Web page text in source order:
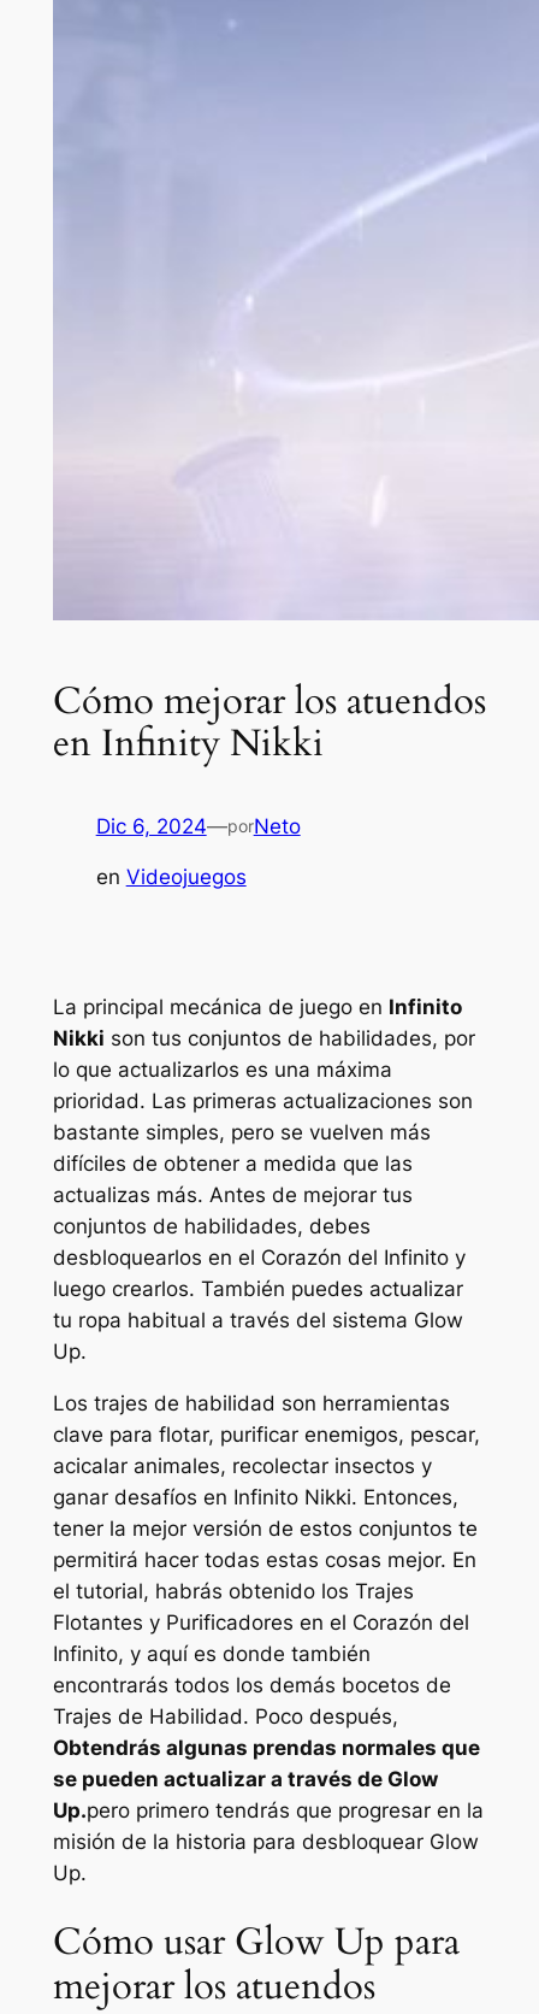
Cómo mejorar los atuendos
en Infinity Nikki
Dic 6, 2024—porNeto
en Videojuegos
La principal mecánica de juego en Infinito
Nikki son tus conjuntos de habilidades, por
lo que actualizarlos es una máxima
prioridad. Las primeras actualizaciones son
bastante simples, pero se vuelven más
difíciles de obtener a medida que las
actualizas más. Antes de mejorar tus
conjuntos de habilidades, debes
desbloquearlos en el Corazón del Infinito y
luego crearlos. También puedes actualizar
tu ropa habitual a través del sistema Glow
Up.
Los trajes de habilidad son herramientas
clave para flotar, purificar enemigos, pescar,
acicalar animales, recolectar insectos y
ganar desafíos en Infinito Nikki. Entonces,
tener la mejor versión de estos conjuntos te
permitirá hacer todas estas cosas mejor. En
el tutorial, habrás obtenido los Trajes
Flotantes y Purificadores en el Corazón del
Infinito, y aquí es donde también
encontrarás todos los demás bocetos de
Trajes de Habilidad. Poco después,
Obtendrás algunas prendas normales que
se pueden actualizar a través de Glow
Up.pero primero tendrás que progresar en la
misión de la historia para desbloquear Glow
Up.
Cómo usar Glow Up para
mejorar los atuendos